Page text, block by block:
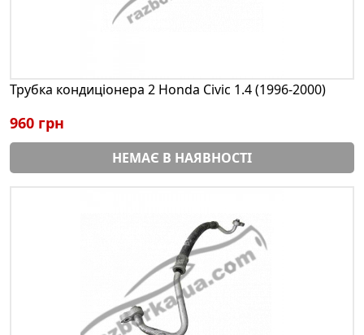
Трубка кондиціонера 2 Honda Civic 1.4 (1996-2000)
960 грн
НЕМАЄ В НАЯВНОСТІ